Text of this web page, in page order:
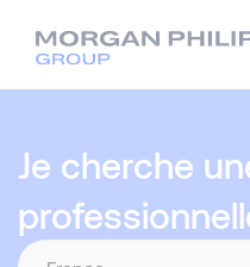
Je cherche